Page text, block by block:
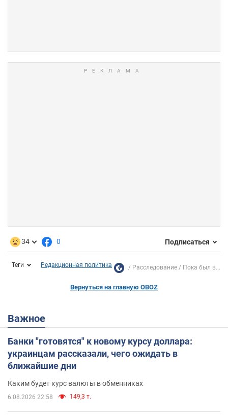
34 0 Подписаться
Теги Редакционная политика Расследование Пока был в...
Вернуться на главную OBOZ
Важное
Банки "готовятся" к новому курсу доллара:
украинцам рассказали, чего ожидать в
ближайшие дни
Каким будет курс валюты в обменниках
6.08.2026 22:58 149,3 т.